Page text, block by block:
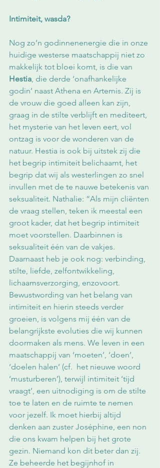
Intimiteit, wasda?
Nog zo’n godinnenenergie die in onze
huidige westerse maatschappij niet zo
makkelijk tot bloei komt, is die van
Hestia, die derde ‘onafhankelijke
godin’ naast Athena en Artemis. Zij is
de vrouw die goed alleen kan zijn,
graag in de stilte verblijft en mediteert,
het mysterie van het leven eert, vol
ontzag is voor de wonderen van de
natuur. Hestia is ook bij uitstek zij die
het begrip intimiteit belichaamt, het
begrip dat wij als westerlingen zo snel
invullen met de te nauwe betekenis van
seksualiteit. Nathalie: “Als mijn cliënten
de vraag stellen, teken ik meestal een
groot kader, dat het begrip intimiteit
moet voorstellen. Daarbinnen is
seksualiteit één van de vakjes.
Daarnaast heb je ook nog: verbinding,
stilte, liefde, zelfontwikkeling,
lichaamsverzorging, enzovoort.
Bewustwording van het belang van
intimiteit en hierin steeds verder
groeien, is volgens mij één van de
belangrijkste evoluties die wij kunnen
doormaken als mens. We leven in een
maatschappij van ‘moeten’, ‘doen’,
‘doelen halen’ (cf.  het nieuwe woord
‘musturberen’), terwijl intimiteit ‘tijd
vraagt’, een uitnodiging is om de stilte
toe te laten en de ruimte te nemen
voor jezelf. Ik moet hierbij altijd
denken aan zuster Joséphine, een non
die ons kwam helpen bij het grote
gezin. Niemand kon dit beter dan zij.
Ze beheerde het begijnhof in